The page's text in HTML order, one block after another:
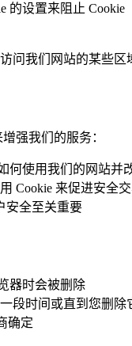
的设置来阻止 Cookie
问我们网站的某些区
强我们的服务：
何使用我们的网站并
Cookie 来促进安全
安全至关重要
器时会被删除
段时间或直到您删除
确定